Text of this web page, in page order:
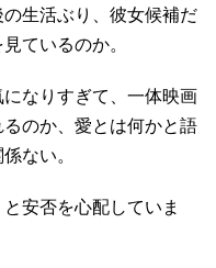
生活ぶり、彼女候補だ
ているのか。
なりすぎて、一体映画
のか、愛とは何かと語
ない。
安否を心配していま